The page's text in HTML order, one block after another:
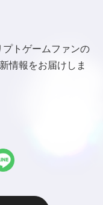
プトゲームファンの
情報をお届けしま